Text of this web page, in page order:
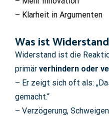
– Klarheit in Argumenten
Was ist
Widerstand ist die
primär verhindern oder
– Er zeigt sich oft als:
gemacht.“
– Verzögerung,